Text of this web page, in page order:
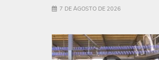
7 DE AGOSTO DE 2026